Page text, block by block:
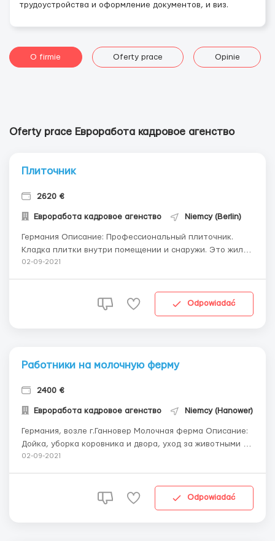
трудоустройства и оформление документов, и виз.
O firmie Oferty prace Opinie
Oferty prace Евроработа кадровое агенство
Плиточник
2620 €
Евроработа кадровое агенство Niemcy (Berlin)
Германия Описание: Профессиональный плиточник.
Кладка плитки внутри помещении и снаружи. Это жилые
дома и помещения, территория фермы (не склады).
в среднемна человека за еврохосте...
02-09-2021
Odpowiadać
Работники на молочную ферму
2400 €
Евроработа кадровое агенство Niemcy (Hanower)
Германия, возле г.Ганновер Молочная ферма Описание:
Дойка, уборка коровника и двора, уход за животными ,
инъекции, кормление Жильё - 100 евро в месяц, чисто
месяц 180 -240 ча...
02-09-2021
Odpowiadać